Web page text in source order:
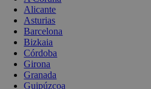
Alicante
Asturias
Barcelona
Bizkaia
Córdoba
Girona
Granada
Guipúzcoa